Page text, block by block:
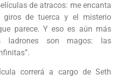
de atracos: me encanta
de tuerca y el misterio
parece. Y eso es aún más
ladrones son magos: las
correrá a cargo de Seth